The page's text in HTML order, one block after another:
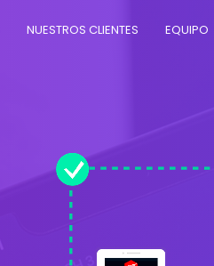
NUESTROS CLIENTES EQUIPO